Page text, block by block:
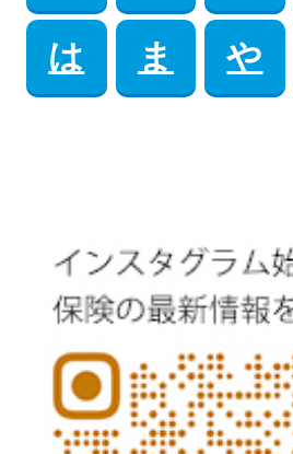
は ま や